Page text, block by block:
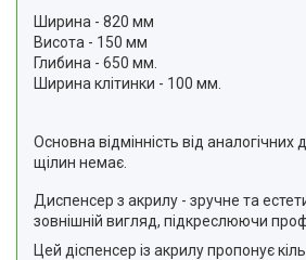
Ширина - 820 мм
Висота - 150 мм
Глибина - 650 мм.
Ширина клітинки - 100 мм.
Основна відмінність від
щілин немає.
Диспенсер з акрилу - зручне та
зовнішній вигляд, підкреслюючи
Цей діспенсер із акрилу пропонує